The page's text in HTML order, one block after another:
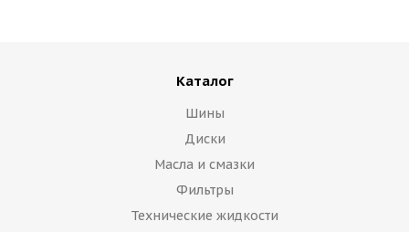
Каталог
Шины
Диски
Масла и смазки
Фильтры
Технические жидкости